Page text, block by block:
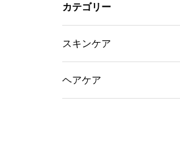
カテゴリー
スキンケア
ヘアケア